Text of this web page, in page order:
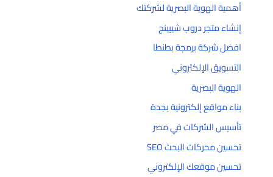
أهمية الهوية البصرية لشركتك
إنشاء متجر دروب شيبينج
افضل شركة برمجة بطنطا
التسويق الإلكتروني
الهوية البصرية
بناء مواقع إلكترونية بجدة
تأسيس الشركات في مصر
تحسين محركات البحث SEO
تحسين موقعك الإلكتروني